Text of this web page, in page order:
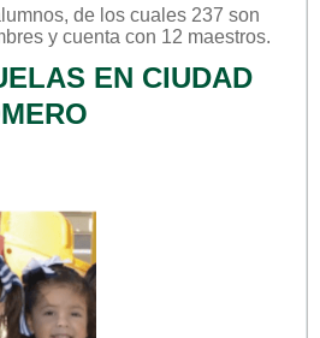
de los cuales 237 son
y cuenta con 12 maestros.
EN CIUDAD